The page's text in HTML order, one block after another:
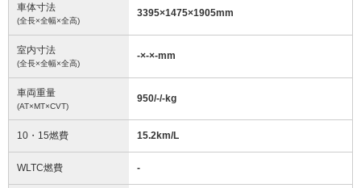
車体寸法
(全長×全幅×全高)
3395×1475×1905mm
室内寸法
(全長×全幅×全高)
-×-×-mm
車両重量
(AT×MT×CVT)
950/-/-kg
10・15燃費 15.2km/L
WLTC燃費 -